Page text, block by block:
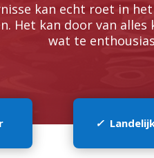
kan echt roet in
Het kan door van
wat te
✓